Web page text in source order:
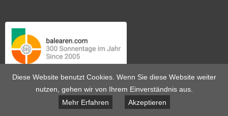
Diese Website benutzt Cookies. Wenn Sie diese Website weiter
nutzen, gehen wir von Ihrem Einverständnis aus.
Mehr Erfahren
Akzeptieren